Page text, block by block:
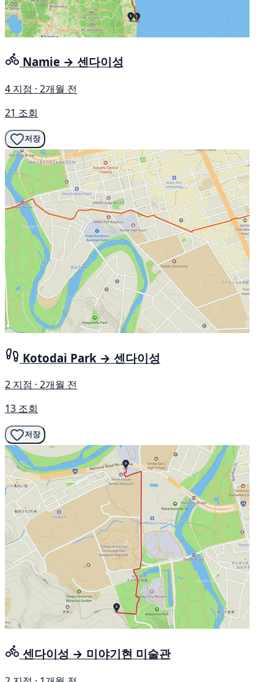
Namie → 센다이성
4 지점 · 2개월 전
21 조회
저장
Kotodai Park → 센다이성
2 지점 · 2개월 전
13 조회
저장
센다이성 → 미야기현 미술관